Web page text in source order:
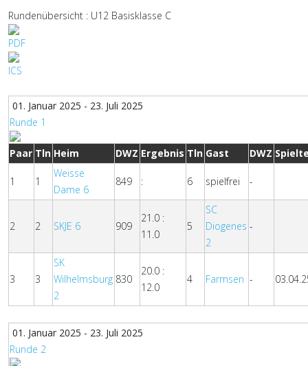
Rundenübersicht : U12 Basisklasse C
01. Januar 2025 - 23. Juli 2025
Runde 1
Paar Tln Heim DWZ Ergebnis Tln Gast DWZ
1 1
Weisse
Dame 6
849 : 6 spielfrei -
2 2 SKJE 6 909
21.0 :
11.0
5
SC
Diogenes
2
-
3 3
SK
Wilhelmsburg
2
830
20.0 :
12.0
4 Farmsen -
01. Januar 2025 - 23. Juli 2025
Runde 2